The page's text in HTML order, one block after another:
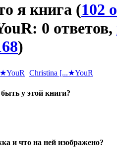
я книга (102
0 ответов,
)
Christina [...★YouR
у этой книги?
и что на ней изображено?